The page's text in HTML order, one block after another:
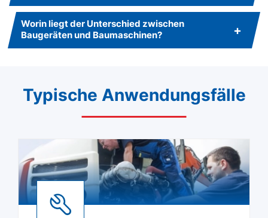
Worin liegt der Unterschied zwischen
Baugeräten und Baumaschinen?
Typische Anwendungsfälle